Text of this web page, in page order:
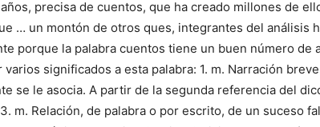
precisa de cuentos, que ha creado millones de
… un montón de otros ques, integrantes del
porque la palabra cuentos tiene un buen número
significados a esta palabra: 1. m. Narración
se le asocia. A partir de la segunda referencia del
m. Relación, de palabra o por escrito, de un suceso